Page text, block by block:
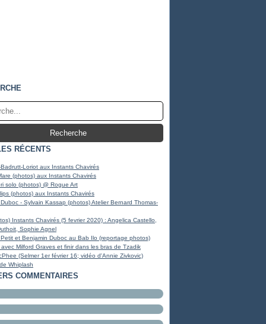
RÉCENTS
Loriot aux Instants Chavirés
(photos) aux Instants Chavirés
solo (photos) @ Rogue Art
(photos) aux Instants Chavirés
- Sylvain Kassap (photos) Atelier Bernard Thomas-
Instants Chavirés (5 fevrier 2020) : Angelica Castello,
Sophie Agnel
et Benjamin Duboc au Bab Ilo (reportage photos)
avec Milford Graves et finir dans les bras de Tzadik
(Selmer 1er février 16; vidéo d'Annie Zivkovic)
Whiplash
COMMENTAIRES